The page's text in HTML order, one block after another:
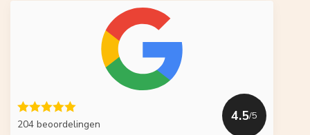
204 beoordelingen
4.5/5